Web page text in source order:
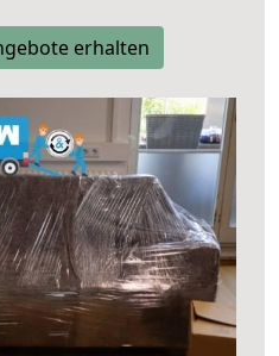
erhalten